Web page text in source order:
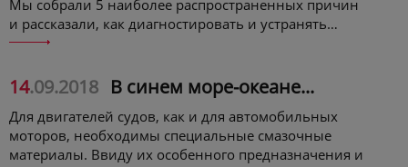
Мы собрали 5 наиболее распространенных причин
и рассказали, как диагностировать и устранять
неполадки.
14.09.2018 В синем море-океане...
Для двигателей судов, как и для автомобильных
моторов, необходимы специальные смазочные
материалы. Ввиду их особенного предназначения и